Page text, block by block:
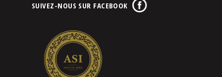
SUIVEZ-NOUS SUR FACEBOOK